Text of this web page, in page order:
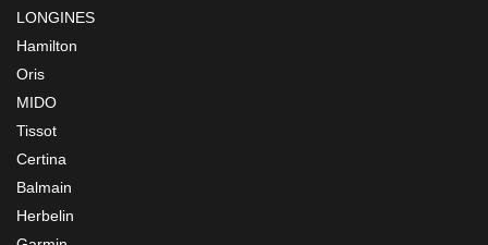
LONGINES
Hamilton
Oris
MIDO
Tissot
Certina
Balmain
Herbelin